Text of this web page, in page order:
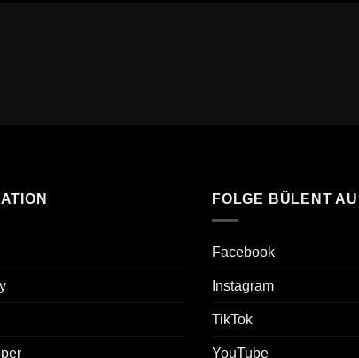
FOLGE BÜLENT
Facebook
Instagram
TikTok
YouTube